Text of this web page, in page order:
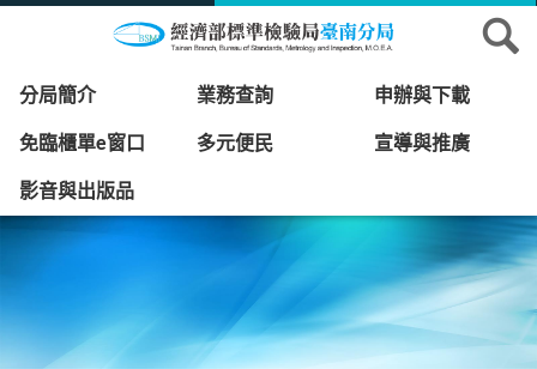
分局簡介 業務查詢 申辦與下載
免臨櫃單e窗口 多元便民 宣導與推廣
影音與出版品